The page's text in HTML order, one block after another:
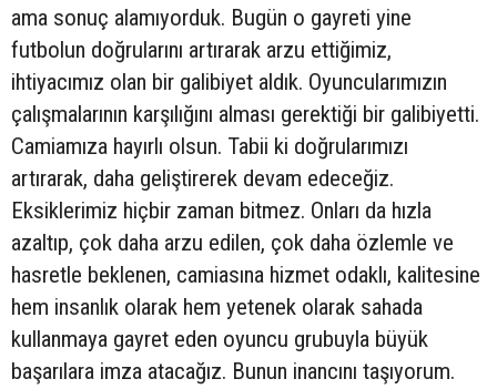
ama sonuç alamıyorduk. Bugün o gayreti yine
futbolun doğrularını artırarak arzu ettiğimiz,
ihtiyacımız olan bir galibiyet aldık. Oyuncularımızın
çalışmalarının karşılığını alması gerektiği bir galibiyetti.
Camiamıza hayırlı olsun. Tabii ki doğrularımızı
artırarak, daha geliştirerek devam edeceğiz.
Eksiklerimiz hiçbir zaman bitmez. Onları da hızla
azaltıp, çok daha arzu edilen, çok daha özlemle ve
hasretle beklenen, camiasına hizmet odaklı, kalitesine
hem insanlık olarak hem yetenek olarak sahada
kullanmaya gayret eden oyuncu grubuyla büyük
başarılara imza atacağız. Bunun inancını taşıyorum.